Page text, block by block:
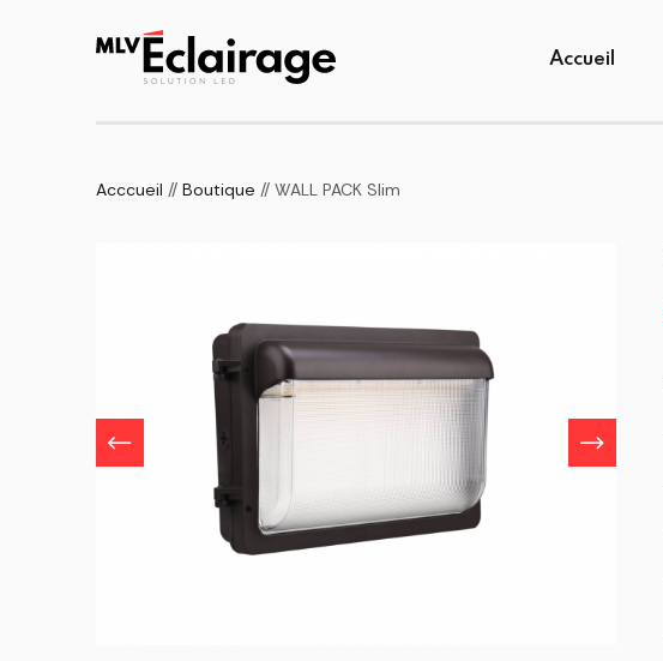
Accueil
Acccueil // Boutique // WALL PACK Slim